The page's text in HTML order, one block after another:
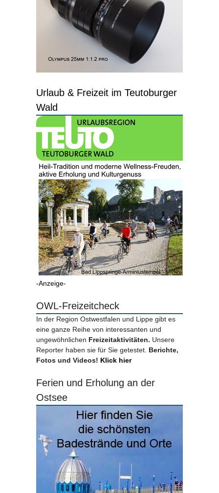
Urlaub & Freizeit im Teutoburger
Wald
-Anzeige-
OWL-Freizeitcheck
In der Region Ostwestfalen und Lippe gibt es
eine ganze Reihe von interessanten und
ungewöhnlichen Freizeitaktivitäten. Unsere
Reporter haben sie für Sie getestet. Berichte,
Fotos und Videos! Klick hier
Ferien und Erholung an der
Ostsee